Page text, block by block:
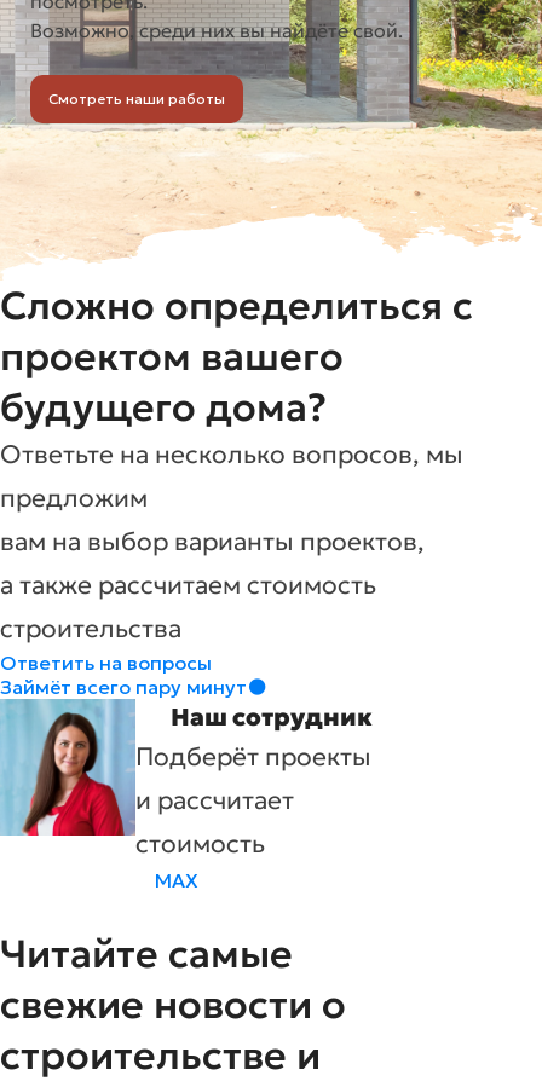
Возможно, среди них вы найдёте свой.
Смотреть наши работы
Сложно определиться с
проектом вашего
будущего дома?
Ответьте на несколько вопросов, мы
предложим
вам на выбор варианты проектов,
а также рассчитаем стоимость
строительства
Ответить на вопросы
Займёт всего пару минут
Наш сотрудник
Подберёт проекты
и рассчитает
стоимость
MAX
Читайте самые
свежие новости о
строительстве и